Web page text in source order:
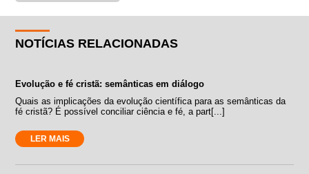
NOTÍCIAS RELACIONADAS
Evolução e fé cristã: semânticas em diálogo
Quais as implicações da evolução científica para as semânticas da
fé cristã? É possível conciliar ciência e fé, a part[...]
LER MAIS